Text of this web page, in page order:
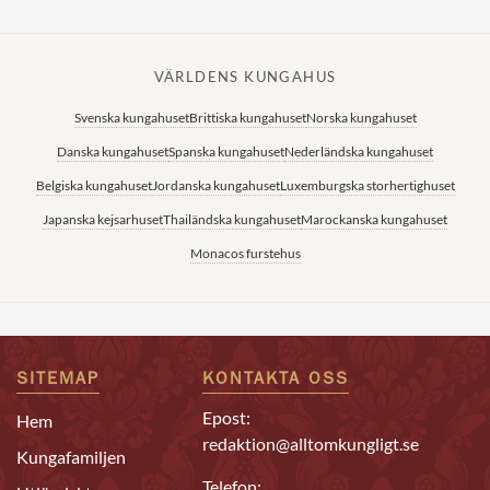
VÄRLDENS KUNGAHUS
Svenska kungahusetBrittiska kungahusetNorska kungahuset
Danska kungahusetSpanska kungahusetNederländska kungahuset
Belgiska kungahusetJordanska kungahusetLuxemburgska storhertighuset
Japanska kejsarhusetThailändska kungahusetMarockanska kungahuset
Monacos furstehus
SITEMAP
Hem
Kungafamiljen
KONTAKTA OSS
Epost:
redaktion@alltomkungligt.se